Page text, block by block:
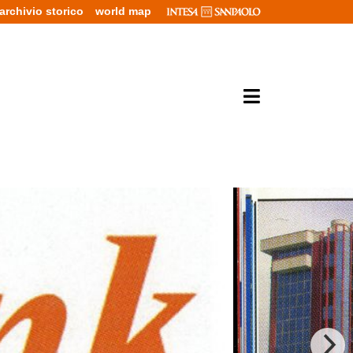
archivio storico world map